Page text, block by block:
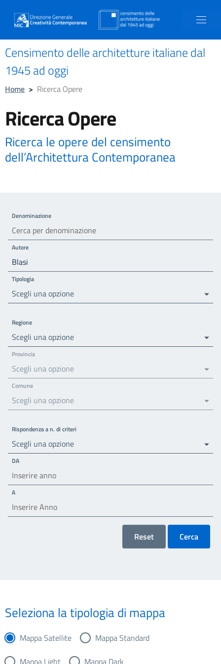
Censimento delle architetture italiane dal
1945 ad oggi
Home > Ricerca Opere
Ricerca Opere
Ricerca le opere del censimento
dell’Architettura Contemporanea
Denominazione
Autore
Tipologia
Scegli una opzione
Regione
Scegli una opzione
Provincia
Scegli una opzione
Comune
Scegli una opzione
Rispondenza a n. di criteri
Scegli una opzione
DA
A
Reset Cerca
Seleziona la tipologia di mappa
Mappa Satellite
Mappa Standard
Mappa Light
Mappa Dark